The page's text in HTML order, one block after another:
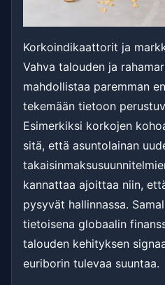
Korkoindikaattorit ja
Vahva talouden ja
mahdollistaa paremman
tekemään tietoon
Esimerkiksi korkojen
sitä, että asuntolainan
kannattaa ajoittaa niin,
pysyvät hallinnassa.
tietoisena globaalin
talouden kehityksen
euriborin tulevaa suuntaa.